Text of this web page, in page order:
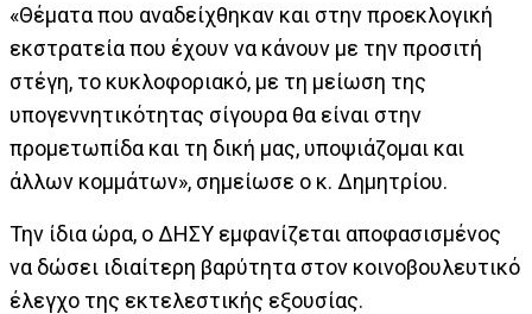
«Θέματα που αναδείχθηκαν και στην προεκλογική
εκστρατεία που έχουν να κάνουν με την προσιτή
στέγη, το κυκλοφοριακό, με τη μείωση της
υπογεννητικότητας σίγουρα θα είναι στην
προμετωπίδα και τη δική μας, υποψιάζομαι και
άλλων κομμάτων», σημείωσε ο κ. Δημητρίου.
Την ίδια ώρα, ο ΔΗΣΥ εμφανίζεται αποφασισμένος
να δώσει ιδιαίτερη βαρύτητα στον κοινοβουλευτικό
έλεγχο της εκτελεστικής εξουσίας.